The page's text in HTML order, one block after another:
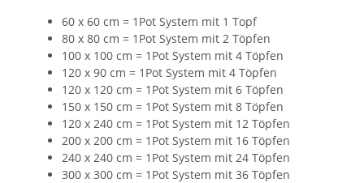
60 x 60 cm = 1Pot System mit 1 Topf
80 x 80 cm = 1Pot System mit 2 Töpfen
100 x 100 cm = 1Pot System mit 4 Töpfen
120 x 90 cm = 1Pot System mit 4 Töpfen
120 x 120 cm = 1Pot System mit 6 Töpfen
150 x 150 cm = 1Pot System mit 8 Töpfen
120 x 240 cm = 1Pot System mit 12 Töpfen
200 x 200 cm = 1Pot System mit 16 Töpfen
240 x 240 cm = 1Pot System mit 24 Töpfen
300 x 300 cm = 1Pot System mit 36 Töpfen